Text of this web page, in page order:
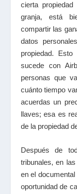
cierta
granja, está
compartir las
datos
propiedad.
sucede con
personas que
cuánto tiempo
acuerdas un
llaves; esa es
de la propiedad
Después de
tribunales, en
en el
oportunidad de